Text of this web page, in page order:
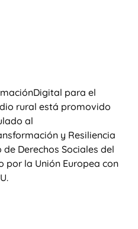
para el
rural está promovido
al
y Resiliencia
Derechos Sociales del
la Unión Europea con